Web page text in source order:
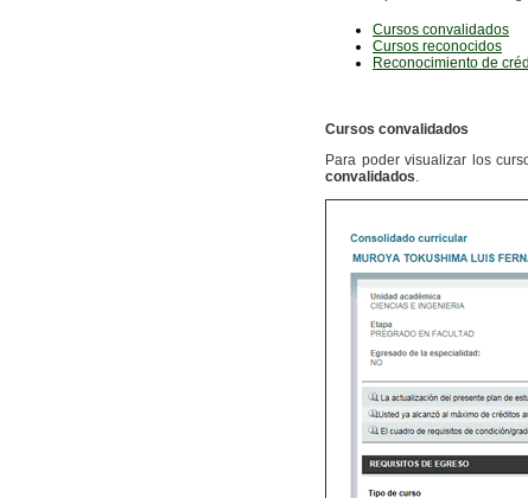
Cursos convalidados
Cursos reconocidos
Reconocimiento de
Cursos convalidados
Para poder visualizar los
convalidados.